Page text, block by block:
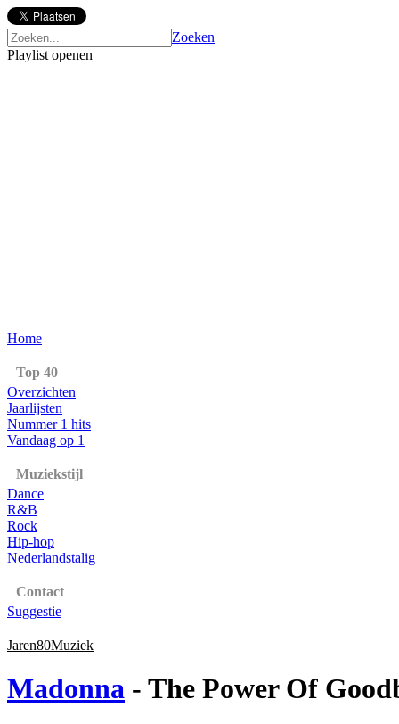
Zoeken
Playlist openen
Home
Top 40
Overzichten
Jaarlijsten
Nummer 1 hits
Vandaag op 1
Muziekstijl
Dance
R&B
Rock
Hip-hop
Nederlandstalig
Contact
Suggestie
Jaren80Muziek
Madonna - The Power Of